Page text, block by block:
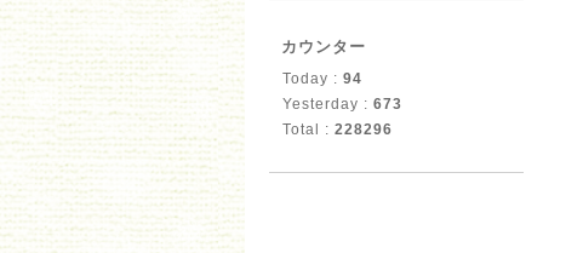
カウンター
Today : 94
Yesterday : 673
Total : 228296